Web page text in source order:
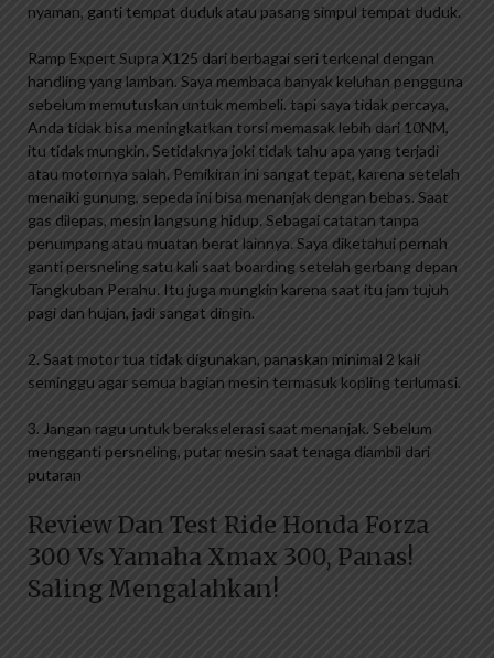
nyaman, ganti tempat duduk atau pasang simpul tempat duduk.
Ramp Expert Supra X125 dari berbagai seri terkenal dengan
handling yang lamban. Saya membaca banyak keluhan pengguna
sebelum memutuskan untuk membeli. tapi saya tidak percaya,
Anda tidak bisa meningkatkan torsi memasak lebih dari 10NM,
itu tidak mungkin. Setidaknya joki tidak tahu apa yang terjadi
atau motornya salah. Pemikiran ini sangat tepat, karena setelah
menaiki gunung, sepeda ini bisa menanjak dengan bebas. Saat
gas dilepas, mesin langsung hidup. Sebagai catatan tanpa
penumpang atau muatan berat lainnya. Saya diketahui pernah
ganti persneling satu kali saat boarding setelah gerbang depan
Tangkuban Perahu. Itu juga mungkin karena saat itu jam tujuh
pagi dan hujan, jadi sangat dingin.
2. Saat motor tua tidak digunakan, panaskan minimal 2 kali
seminggu agar semua bagian mesin termasuk kopling terlumasi.
3. Jangan ragu untuk berakselerasi saat menanjak. Sebelum
mengganti persneling, putar mesin saat tenaga diambil dari
putaran
Review Dan Test Ride Honda Forza
300 Vs Yamaha Xmax 300, Panas!
Saling Mengalahkan!